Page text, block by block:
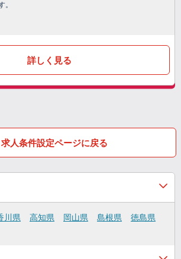
。
詳しく見る
求人条件設定ページに戻る
川県 高知県 岡山県 島根県
徳島県